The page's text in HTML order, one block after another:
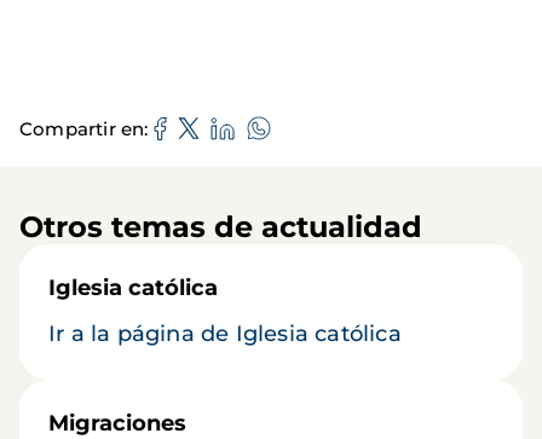
Compartir en
Otros temas de actualidad
Iglesia católica
Ir a la página de Iglesia católica
Migraciones